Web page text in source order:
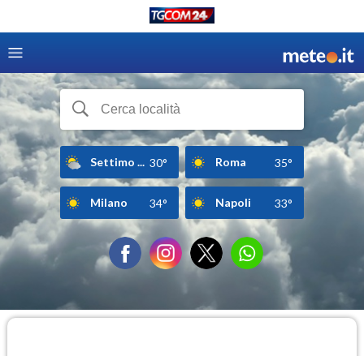
Settimo ... 30° Roma 35°
Milano 34° Napoli 33°